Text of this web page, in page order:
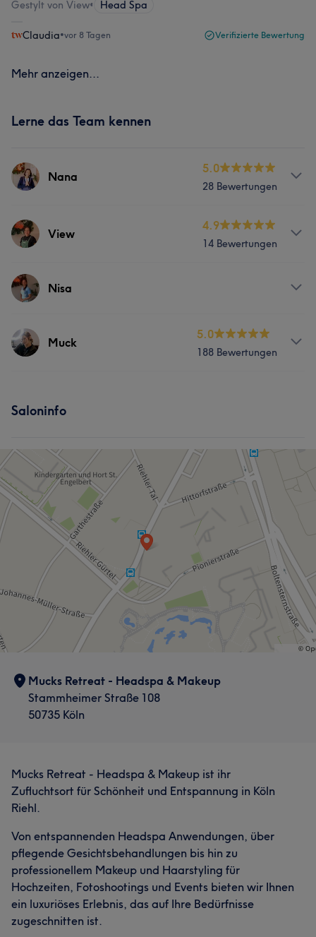
Gestylt von View• Head Spa
Claudia•vor 8 Tagen Verifizierte Bewertung
Mehr anzeigen...
Lerne das Team kennen
Nana
5.0
28 Bewertungen
Services
View
4.9
14 Bewertungen
ServicesNisa
Services
Muck
5.0
188 Bewertungen
Portfolio
Was unsere Kunden über Muck sagen
Herzlich 17 Fürsorglich
Saloninfo
Mucks Retreat - Headspa & Makeup
Stammheimer Straße 108
50735 Köln
Mucks Retreat - Headspa & Makeup ist ihr
Zufluchtsort für Schönheit und Entspannung in Köln
Riehl.
Von entspannenden Headspa Anwendungen, über
pflegende Gesichtsbehandlungen bis hin zu
professionellem Makeup und Haarstyling für
Hochzeiten, Fotoshootings und Events bieten wir Ihnen
ein luxuriöses Erlebnis, das auf Ihre Bedürfnisse
zugeschnitten ist.